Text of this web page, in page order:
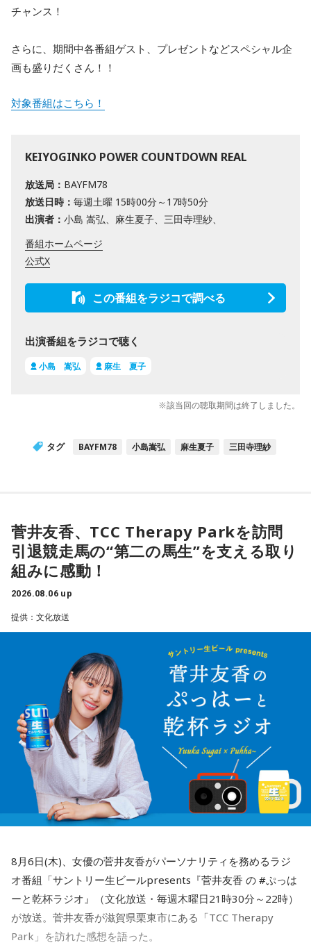
チャンス！
さらに、期間中各番組ゲスト、プレゼントなどスペシャル企
画も盛りだくさん！！
対象番組はこちら！
KEIYOGINKO POWER COUNTDOWN REAL
放送局： BAYFM78
放送日時： 毎週土曜 15時00分～17時50分
出演者： 小島 嵩弘、麻生夏子、三田寺理紗、
番組ホームページ
公式X
この番組をラジコで調べる
出演番組をラジコで聴く
小島 嵩弘 麻生 夏子
※該当回の聴取期間は終了しました。
タグ BAYFM78 小島嵩弘 麻生夏子 三田寺理紗
菅井友香、TCC Therapy Parkを訪問
引退競走馬の“第二の馬生”を支える取り
組みに感動！
2026.08.06 up
提供：文化放送
8月6日(木)、女優の菅井友香がパーソナリティを務めるラジ
オ番組「サントリー生ビールpresents『菅井友香 の #ぷっは
ーと乾杯ラジオ』（文化放送・毎週木曜日21時30分～22時）
が放送。菅井友香が滋賀県栗東市にある「TCC Therapy
Park」を訪れた感想を語った。